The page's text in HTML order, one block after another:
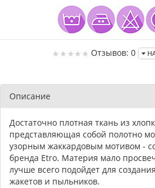
Отзывов: 0
Описание
Достаточно плотная ткань из
представляющая собой полотно
узорным жаккардовым мотивом -
бренда Etro. Материя мало
лучше всего подойдет для
жакетов и пыльников.